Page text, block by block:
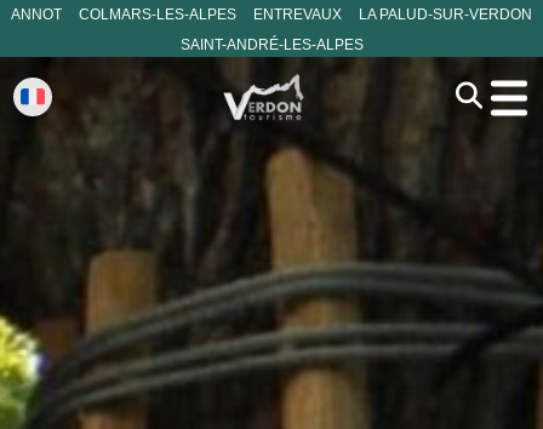
ANNOT COLMARS-LES-ALPES ENTREVAUX
LA PALUD-SUR-VERDON
SAINT-ANDRÉ-LES-ALPES